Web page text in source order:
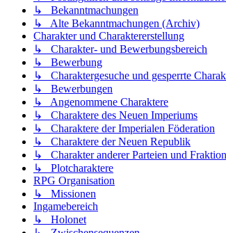
↳ Bekanntmachungen
↳ Alte Bekanntmachungen (Archiv)
Charakter und Charaktererstellung
↳ Charakter- und Bewerbungsbereich
↳ Bewerbung
↳ Charaktergesuche und gesperrte
↳ Bewerbungen
↳ Angenommene Charaktere
↳ Charaktere des Neuen Imperiums
↳ Charaktere der Imperialen Föderation
↳ Charaktere der Neuen Republik
↳ Charakter anderer Parteien und
↳ Plotcharaktere
RPG Organisation
↳ Missionen
Ingamebereich
↳ Holonet